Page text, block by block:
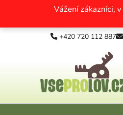
Přejít na obsah
Vážení zákazníci,
+420 720 112 887